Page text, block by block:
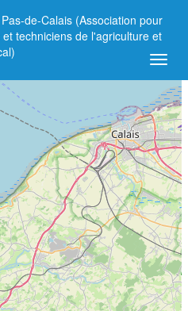
de-Calais (Association pour
techniciens de l'agriculture et